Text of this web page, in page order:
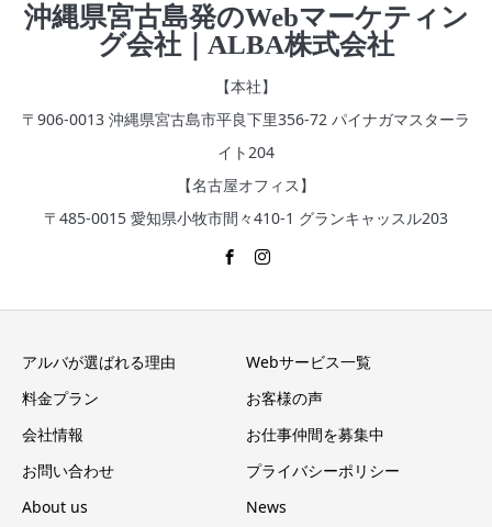
沖縄県宮古島発のWebマーケティン
グ会社｜ALBA株式会社
【本社】
〒906-0013 沖縄県宮古島市平良下里356‐72 パイナガマスターラ
イト204
【名古屋オフィス】
〒485-0015 愛知県小牧市間々410-1 グランキャッスル203
アルバが選ばれる理由
Webサービス一覧
料金プラン
お客様の声
会社情報
お仕事仲間を募集中
お問い合わせ
プライバシーポリシー
About us
News